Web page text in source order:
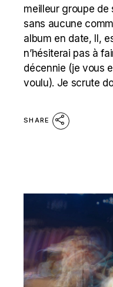
meilleur groupe de
sans aucune
album en date, II,
n’hésiterai pas à
décennie (je vous
voulu). Je scrute
SHARE